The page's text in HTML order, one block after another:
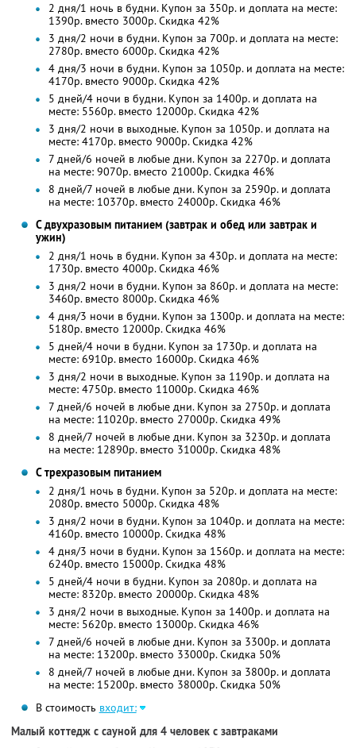
2 дня/1 ночь в будни. Купон за 350р. и доплата на месте:
1390р. вместо 3000р. Скидка 42%
3 дня/2 ночи в будни. Купон за 700р. и доплата на месте:
2780р. вместо 6000р. Скидка 42%
4 дня/3 ночи в будни. Купон за 1050р. и доплата на месте:
4170р. вместо 9000р. Скидка 42%
5 дней/4 ночи в будни. Купон за 1400р. и доплата на
месте: 5560р. вместо 12000р. Скидка 42%
3 дня/2 ночи в выходные. Купон за 1050р. и доплата на
месте: 4170р. вместо 9000р. Скидка 42%
7 дней/6 ночей в любые дни. Купон за 2270р. и доплата
на месте: 9070р. вместо 21000р. Скидка 46%
8 дней/7 ночей в любые дни. Купон за 2590р. и доплата
на месте: 10370р. вместо 24000р. Скидка 46%
С двухразовым питанием (завтрак и обед или завтрак и
ужин)
2 дня/1 ночь в будни. Купон за 430р. и доплата на месте:
1730р. вместо 4000р. Скидка 46%
3 дня/2 ночи в будни. Купон за 860р. и доплата на месте:
3460р. вместо 8000р. Скидка 46%
4 дня/3 ночи в будни. Купон за 1300р. и доплата на месте:
5180р. вместо 12000р. Скидка 46%
5 дней/4 ночи в будни. Купон за 1730р. и доплата на
месте: 6910р. вместо 16000р. Скидка 46%
3 дня/2 ночи в выходные. Купон за 1190р. и доплата на
месте: 4750р. вместо 11000р. Скидка 46%
7 дней/6 ночей в любые дни. Купон за 2750р. и доплата
на месте: 11020р. вместо 27000р. Скидка 49%
8 дней/7 ночей в любые дни. Купон за 3230р. и доплата
на месте: 12890р. вместо 31000р. Скидка 48%
С трехразовым питанием
2 дня/1 ночь в будни. Купон за 520р. и доплата на месте:
2080р. вместо 5000р. Скидка 48%
3 дня/2 ночи в будни. Купон за 1040р. и доплата на месте:
4160р. вместо 10000р. Скидка 48%
4 дня/3 ночи в будни. Купон за 1560р. и доплата на месте:
6240р. вместо 15000р. Скидка 48%
5 дней/4 ночи в будни. Купон за 2080р. и доплата на
месте: 8320р. вместо 20000р. Скидка 48%
3 дня/2 ночи в выходные. Купон за 1400р. и доплата на
месте: 5620р. вместо 13000р. Скидка 46%
7 дней/6 ночей в любые дни. Купон за 3300р. и доплата
на месте: 13200р. вместо 33000р. Скидка 50%
8 дней/7 ночей в любые дни. Купон за 3800р. и доплата
на месте: 15200р. вместо 38000р. Скидка 50%
В стоимость входит:
Малый коттедж с сауной для 4 человек с завтраками